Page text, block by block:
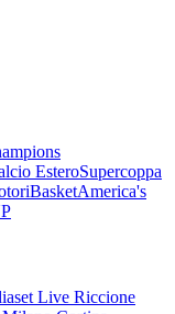
EsteroSupercoppa
BasketAmerica's
Live Riccione